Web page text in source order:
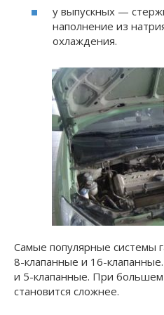
у выпускных —
наполнение из
охлаждения.
Самые популярные системы
8-клапанные и 16-
и 5-клапанные. При большем
становится сложнее.